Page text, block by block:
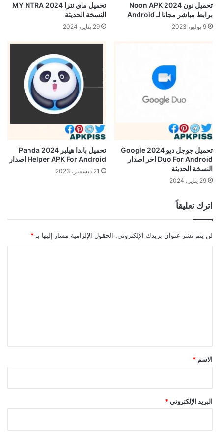
تحميل نون Noon APK 2024
برابط مباشر مجانا لـ Android
9 يوليو، 2023
تحميل ماي نترا 2024 MY NTRA
النسخة الحديثة
29 يناير، 2024
تحميل جوجل ديو 2024 Google
Duo For Android اخر اصدار
النسخة الحديثة
29 يناير، 2024
تحميل باندا هيلبر 2024 Panda
Helper APK For Android اصدار
21 ديسمبر، 2023
اترك تعليقاً
لن يتم نشر عنوان بريدك الإلكتروني. الحقول الإلزامية مشار إليها بـ *
*
الاسم *
البريد الإلكتروني *